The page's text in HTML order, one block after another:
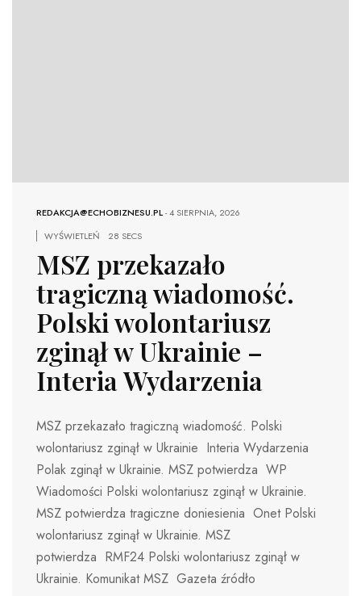
REDAKCJA@ECHOBIZNESU.PL-4 SIERPNIA, 2026
WYŚWIETLEŃ
28 SECS
MSZ przekazało
tragiczną wiadomość.
Polski wolontariusz
zginął w Ukrainie –
Interia Wydarzenia
MSZ przekazało tragiczną wiadomość. Polski
wolontariusz zginął w Ukrainie Interia Wydarzenia
Polak zginął w Ukrainie. MSZ potwierdza WP
Wiadomości Polski wolontariusz zginął w Ukrainie.
MSZ potwierdza tragiczne doniesienia Onet Polski
wolontariusz zginął w Ukrainie. MSZ
potwierdza RMF24 Polski wolontariusz zginął w
Ukrainie. Komunikat MSZ Gazeta źródło